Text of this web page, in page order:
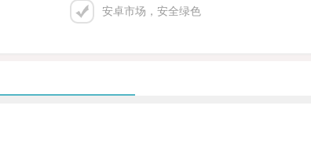
安卓市场，安全绿色